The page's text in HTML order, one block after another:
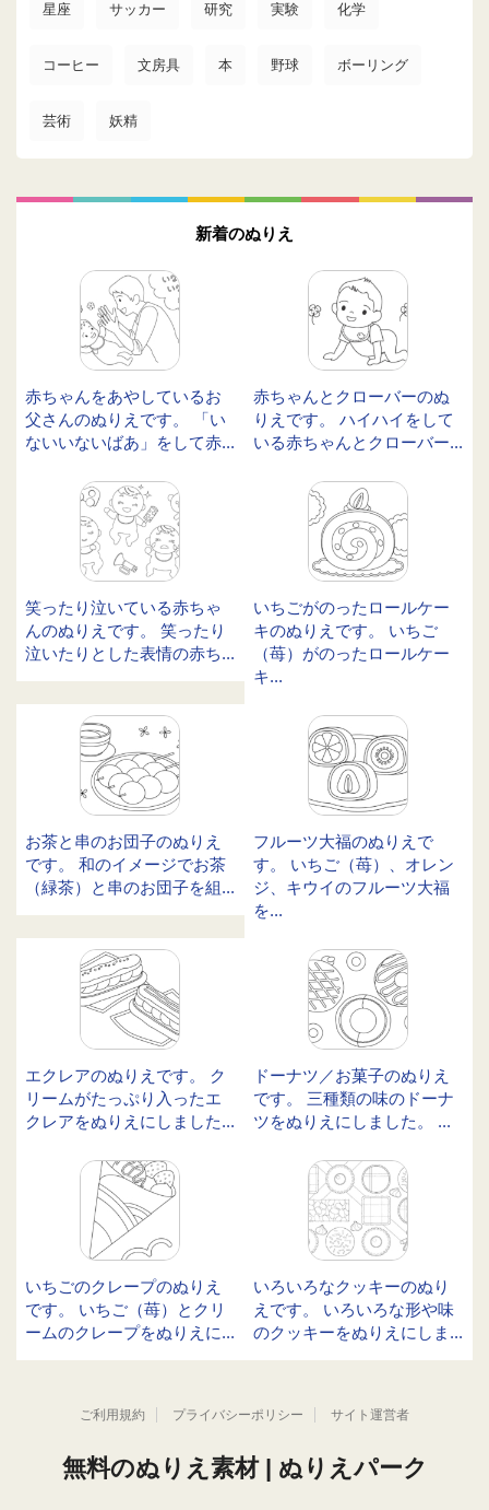
星座 サッカー 研究 実験 化学
コーヒー 文房具 本 野球 ボーリング
芸術 妖精
新着のぬりえ
赤ちゃんをあやしているお
父さんのぬりえです。 「い
ないいないばあ」をして赤...
赤ちゃんとクローバーのぬ
りえです。 ハイハイをして
いる赤ちゃんとクローバー...
笑ったり泣いている赤ちゃ
んのぬりえです。 笑ったり
泣いたりとした表情の赤ち...
いちごがのったロールケー
キのぬりえです。 いちご
（苺）がのったロールケー
キ...
お茶と串のお団子のぬりえ
です。 和のイメージでお茶
（緑茶）と串のお団子を組...
フルーツ大福のぬりえで
す。 いちご（苺）、オレン
ジ、キウイのフルーツ大福
を...
エクレアのぬりえです。 ク
リームがたっぷり入ったエ
クレアをぬりえにしました...
ドーナツ／お菓子のぬりえ
です。 三種類の味のドーナ
ツをぬりえにしました。 ...
いちごのクレープのぬりえ
です。 いちご（苺）とクリ
ームのクレープをぬりえに...
いろいろなクッキーのぬり
えです。 いろいろな形や味
のクッキーをぬりえにしま...
ご利用規約 プライバシーポリシー サイト運営者
無料のぬりえ素材 | ぬりえパーク